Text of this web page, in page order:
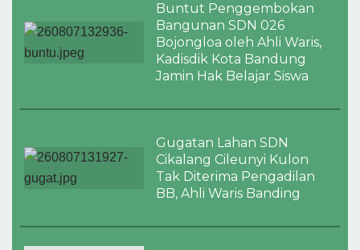
Buntut Penggembokan
Bangunan SDN 026
Bojongloa oleh Ahli Waris,
Kadisdik Kota Bandung
Jamin Hak Belajar Siswa
Gugatan Lahan SDN
Cikalang Cileunyi Kulon
Tak Diterima Pengadilan
BB, Ahli Waris Banding